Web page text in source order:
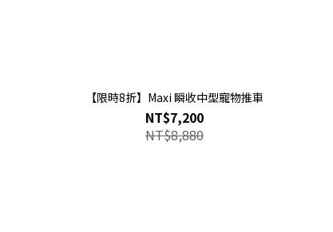
【限時8折】Maxi 瞬收中型寵物推車
NT$7,200
NT$8,880